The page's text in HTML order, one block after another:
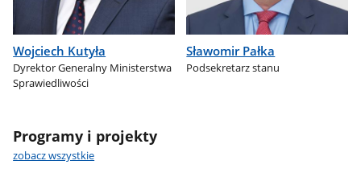
Wojciech Kutyła
Dyrektor Generalny Ministerstwa
Sprawiedliwości
Sławomir Pałka
Podsekretarz stanu
Programy i projekty
zobacz wszystkie